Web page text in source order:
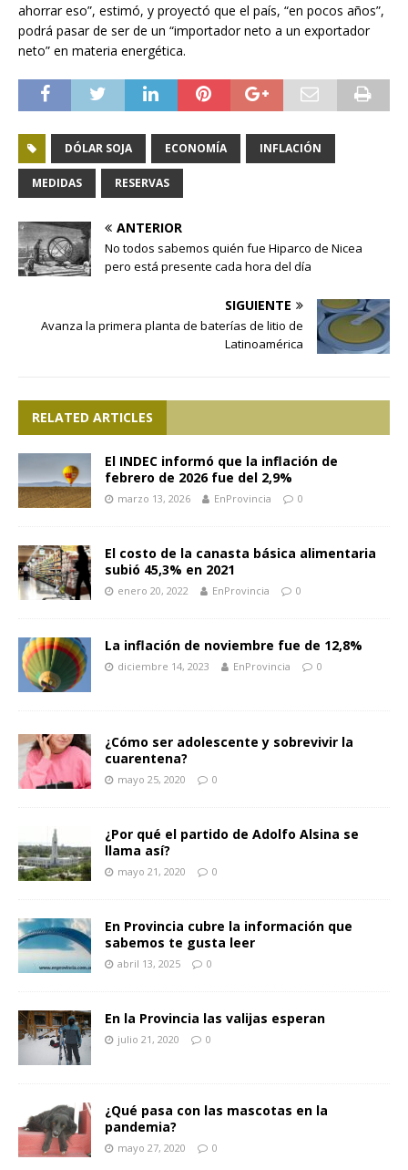
ahorrar eso”, estimó, y proyectó que el país, “en pocos años”,
podrá pasar de ser de un “importador neto a un exportador
neto” en materia energética.
DÓLAR SOJA ECONOMÍA INFLACIÓN
MEDIDAS RESERVAS
ANTERIOR
No todos sabemos quién fue Hiparco de Nicea
pero está presente cada hora del día
SIGUIENTE
Avanza la primera planta de baterías de litio de
Latinoamérica
RELATED ARTICLES
El INDEC informó que la inflación de
febrero de 2026 fue del 2,9%
marzo 13, 2026 EnProvincia 0
El costo de la canasta básica alimentaria
subió 45,3% en 2021
enero 20, 2022 EnProvincia 0
La inflación de noviembre fue de 12,8%
diciembre 14, 2023 EnProvincia 0
¿Cómo ser adolescente y sobrevivir la
cuarentena?
mayo 25, 2020 0
¿Por qué el partido de Adolfo Alsina se
llama así?
mayo 21, 2020 0
En Provincia cubre la información que
sabemos te gusta leer
abril 13, 2025 0
En la Provincia las valijas esperan
julio 21, 2020 0
¿Qué pasa con las mascotas en la
pandemia?
mayo 27, 2020 0